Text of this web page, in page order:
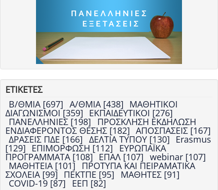
ΕΤΙΚΕΤΕΣ
Β/ΘΜΙΑ [697] Α/ΘΜΙΑ [438] ΜΑΘΗΤΙΚΟΙ
ΔΙΑΓΩΝΙΣΜΟΙ [359] ΕΚΠΑΙΔΕΥΤΙΚΟΙ [276]
ΠΑΝΕΛΛΗΝΙΕΣ [198] ΠΡΟΣΚΛΗΣΗ ΕΚΔΗΛΩΣΗ
ΕΝΔΙΑΦΕΡΟΝΤΟΣ ΘΕΣΗΣ [182] ΑΠΟΣΠΑΣΕΙΣ [167]
ΔΡΑΣΕΙΣ ΠΔΕ [166] ΔΕΛΤΙΑ ΤΥΠΟΥ [130] Erasmus
[129] ΕΠΙΜΟΡΦΩΣΗ [112] ΕΥΡΩΠΑΪΚΑ
ΠΡΟΓΡΑΜΜΑΤΑ [108] ΕΠΑΛ [107] webinar [107]
ΜΑΘΗΤΕΙΑ [101] ΠΡΟΤΥΠΑ ΚΑΙ ΠΕΙΡΑΜΑΤΙΚΑ
ΣΧΟΛΕΙΑ [99] ΠΕΚΤΠΕ [95] ΜΑΘΗΤΕΣ [91]
COVID-19 [87] ΕΕΠ [82]